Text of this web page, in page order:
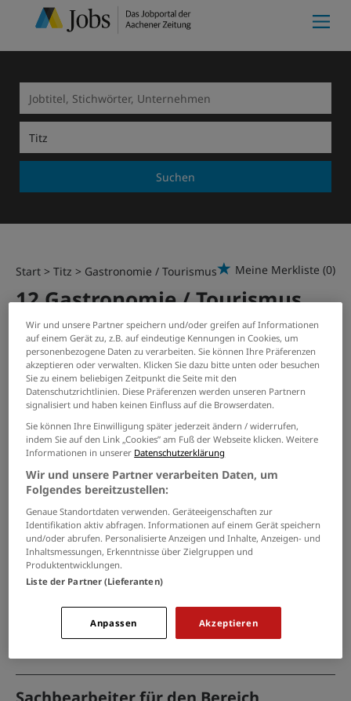
Suchen
Start Titz Gastronomie / Tourismus Meine Merkliste (0)
12 Gastronomie / Tourismus
Jobs in Titz
PASSENDE JOBS PER E-MAIL
GRENZEN SIE IHRE SUCHE EIN
Mitarbeiter (m/w/d) Imbiss
04.08.2026 / Bubenheimer Spieleland
Spülhilfe (m/w/d)
02.08.2026 /Alte Feuerwache
Stellvertretende Küchenleitung
Wir und unsere Partner speichern und/oder greifen auf Informationen
auf einem Gerät zu, z.B. auf eindeutige Kennungen in Cookies, um
personenbezogene Daten zu verarbeiten. Sie können Ihre Präferenzen
akzeptieren oder verwalten. Klicken Sie dazu bitte unten oder besuchen
Sie zu einem beliebigen Zeitpunkt die Seite mit den
Datenschutzrichtlinien. Diese Präferenzen werden unseren Partnern
signalisiert und haben keinen Einfluss auf die Browserdaten.
Sie können Ihre Einwilligung später jederzeit ändern / widerrufen,
indem Sie auf den Link „Cookies” am Fuß der Webseite klicken. Weitere
Informationen in unserer Datenschutzerklärung
Wir und unsere Partner verarbeiten Daten, um
Folgendes bereitzustellen:
Genaue Standortdaten verwenden. Geräteeigenschaften zur
Identifikation aktiv abfragen. Informationen auf einem Gerät speichern
und/oder abrufen. Personalisierte Anzeigen und Inhalte, Anzeigen- und
Inhaltsmessungen, Erkenntnisse über Zielgruppen und
Produktentwicklungen.
Liste der Partner (Lieferanten)
Akzeptieren
Anpassen